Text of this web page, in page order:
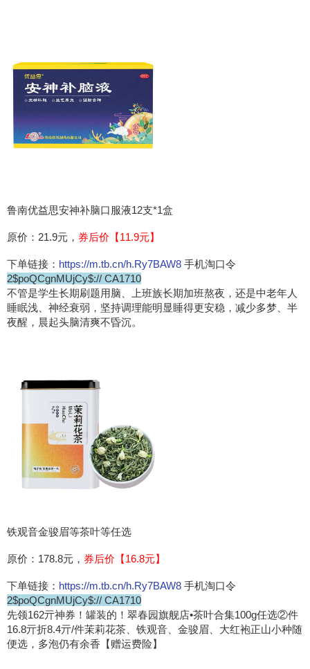
鲁南优益思安神补脑口服液12支*1盒
原价：21.9元， 券后价【11.9元】
下单链接： https://m.tb.cn/h.Ry7BAW8 手机淘口令
2$poQCgnMUjCy$:// CA1710
不管是学生长期刷题用脑、上班族长期加班熬夜，还是中老年人
睡眠浅、神经衰弱，坚持调理能明显睡得更安稳，减少多梦、半
夜醒，晨起头脑清爽不昏沉。
铁观音金骏眉等茶叶等任选
原价：178.8元， 券后价【16.8元】
下单链接： https://m.tb.cn/h.Ry7BAW8 手机淘口令
2$poQCgnMUjCy$:// CA1710
先领162亓神券！罐装的！翠春园旗舰店•茶叶合集100g任选②件
16.8亓折8.4亓/件茉莉花茶、铁观音、金骏眉、大红袍正山小种随
便选，多泡仍有余香【赠运费险】